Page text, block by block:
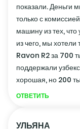
показали. Деньги
только с
машину из тех,
из чего, мы хотели
Ravon R2 за 700
поддержали
хорошая, но 200
ОТВЕТИТЬ
УЛЬЯНА